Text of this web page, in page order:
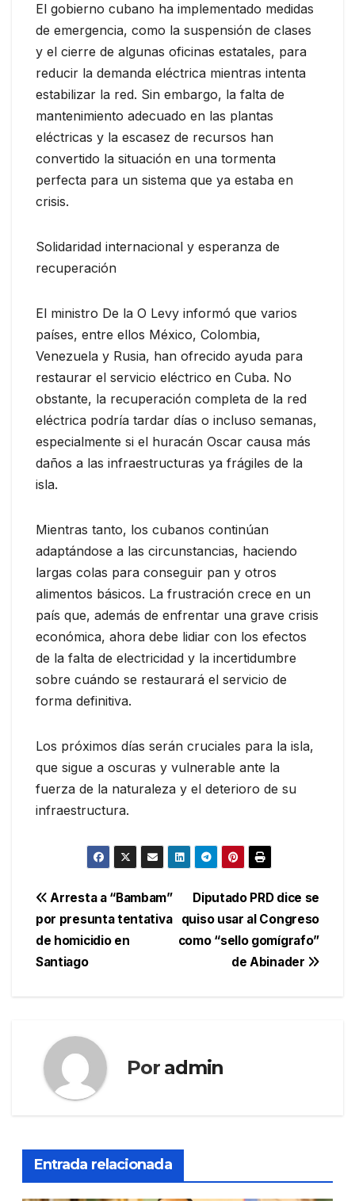
El gobierno cubano ha implementado medidas
de emergencia, como la suspensión de clases
y el cierre de algunas oficinas estatales, para
reducir la demanda eléctrica mientras intenta
estabilizar la red. Sin embargo, la falta de
mantenimiento adecuado en las plantas
eléctricas y la escasez de recursos han
convertido la situación en una tormenta
perfecta para un sistema que ya estaba en
crisis.
Solidaridad internacional y esperanza de
recuperación
El ministro De la O Levy informó que varios
países, entre ellos México, Colombia,
Venezuela y Rusia, han ofrecido ayuda para
restaurar el servicio eléctrico en Cuba. No
obstante, la recuperación completa de la red
eléctrica podría tardar días o incluso semanas,
especialmente si el huracán Oscar causa más
daños a las infraestructuras ya frágiles de la
isla.
Mientras tanto, los cubanos continúan
adaptándose a las circunstancias, haciendo
largas colas para conseguir pan y otros
alimentos básicos. La frustración crece en un
país que, además de enfrentar una grave crisis
económica, ahora debe lidiar con los efectos
de la falta de electricidad y la incertidumbre
sobre cuándo se restaurará el servicio de
forma definitiva.
Los próximos días serán cruciales para la isla,
que sigue a oscuras y vulnerable ante la
fuerza de la naturaleza y el deterioro de su
infraestructura.
Navegación
de
entradas
Diputado PRD dice se
quiso usar al Congreso
como “sello gomígrafo”
de Abinader
Arresta a “Bambam”
por presunta tentativa
de homicidio en
Santiago
Por admin
Entrada relacionada